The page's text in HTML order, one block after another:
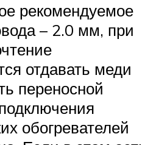
рекомендуемое
– 2.0 мм, при
отдавать меди
переносной
обогревателей